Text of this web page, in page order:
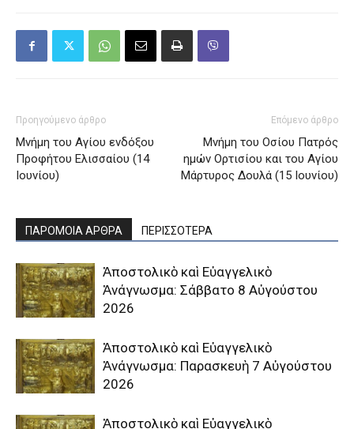
Προηγούμενο άρθρο
Μνήμη του Aγίου ενδόξου
Προφήτου Eλισσαίου (14
Ιουνίου)
Επόμενο άρθρο
Μνήμη του Οσίου Πατρός
ημών Ορτισίου και του Αγίου
Μάρτυρος Δουλά (15 Ιουνίου)
ΠΑΡΟΜΟΙΑ ΑΡΘΡΑ ΠΕΡΙΣΣΟΤΕΡΑ
Ἀποστολικὸ καὶ Εὐαγγελικὸ
Ἀνάγνωσμα: Σάββατο 8 Αὐγούστου
2026
Ἀποστολικὸ καὶ Εὐαγγελικὸ
Ἀνάγνωσμα: Παρασκευὴ 7 Αὐγούστου
2026
Ἀποστολικὸ καὶ Εὐαγγελικὸ